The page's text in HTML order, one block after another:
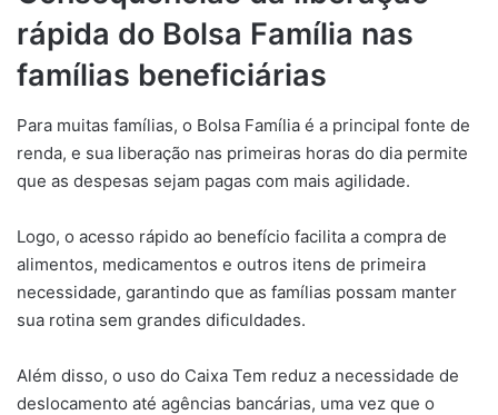
rápida do Bolsa Família nas
famílias beneficiárias
Para muitas famílias, o Bolsa Família é a principal fonte de
renda, e sua liberação nas primeiras horas do dia permite
que as despesas sejam pagas com mais agilidade.
Logo, o acesso rápido ao benefício facilita a compra de
alimentos, medicamentos e outros itens de primeira
necessidade, garantindo que as famílias possam manter
sua rotina sem grandes dificuldades.
Além disso, o uso do Caixa Tem reduz a necessidade de
deslocamento até agências bancárias, uma vez que o